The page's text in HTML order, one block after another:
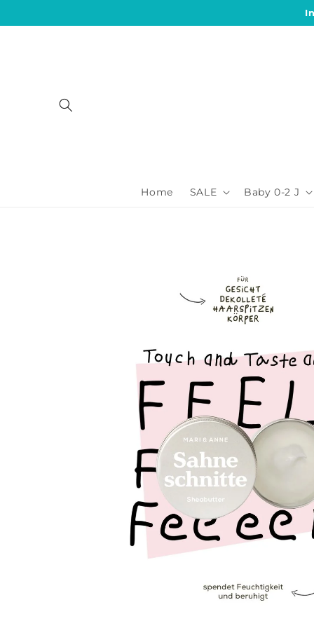
Inhalt
Home SALE Baby 0-2 J